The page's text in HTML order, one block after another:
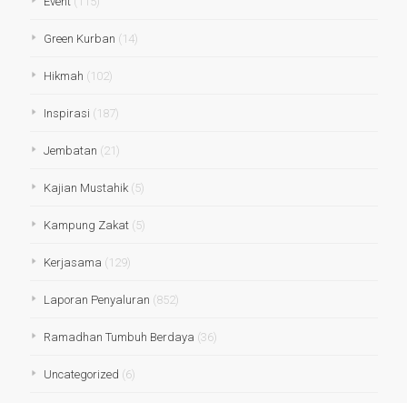
Green Kurban (14)
Hikmah (102)
Inspirasi (187)
Jembatan (21)
Kajian Mustahik(5)
Kampung Zakat(5)
Kerjasama (129)
Laporan Penyaluran (852)
Ramadhan Tumbuh Berdaya (36)
Uncategorized (6)